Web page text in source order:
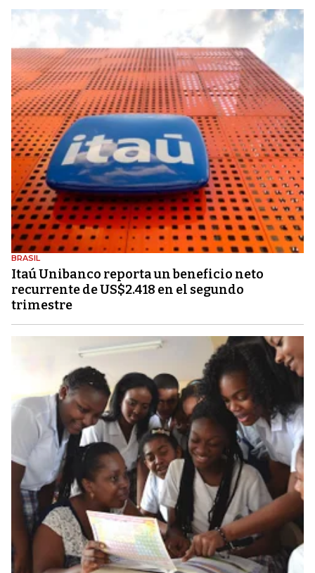
BRASIL
Itaú Unibanco reporta un beneficio neto
recurrente de US$2.418 en el segundo
trimestre